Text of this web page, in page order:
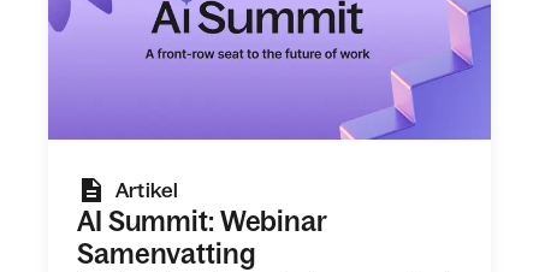
Artikel
AI Summit: Webinar
Samenvatting